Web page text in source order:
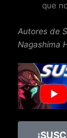
que
Autores de
Nagashima